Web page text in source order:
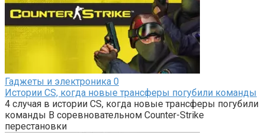
Гаджеты и электроника 0
Истории CS, когда новые трансферы погубили команды
4 случая в истории CS, когда новые трансферы погубили
команды В соревновательном Counter-Strike
перестановки